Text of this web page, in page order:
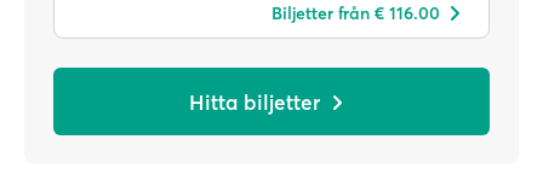
Biljetter från € 116.00
Hitta biljetter